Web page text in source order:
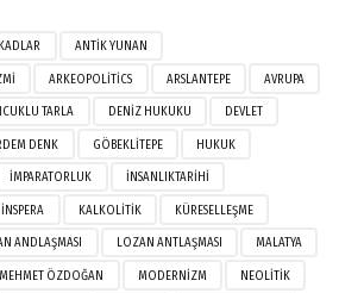
ANTIK YUNAN
ARKEOPOLITICS ARSLANTEPE AVRUPA
TARLA DENIZ HUKUKU DEVLET
DENK GÖBEKLITEPE HUKUK
IMPARATORLUK INSANLIKTARIHI
INSPERA KALKOLITIK KÜRESELLEŞME
ANDLAŞMASI LOZAN ANTLAŞMASI MALATYA
MEHMET ÖZDOĞAN MODERNIZM NEOLITIK